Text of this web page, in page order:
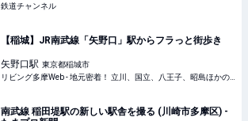
鉄道チャンネル
【稲城】JR南武線「矢野口」駅からフラっと街歩き
矢野口駅 東京都稲城市
南武線 稲田堤駅の新しい駅舎を撮る (川崎市多摩区) -